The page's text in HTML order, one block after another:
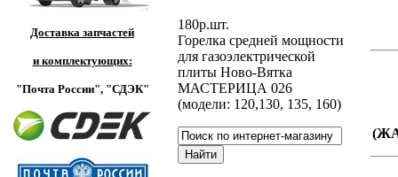
Доставка запчастей
и комплектующих:
"Почта России", "СДЭК"
180р.шт.
Горелка средней мощности
для газоэлектрической
плиты Ново-Вятка
МАСТЕРИЦА 026
(модели: 120,130, 135, 160)